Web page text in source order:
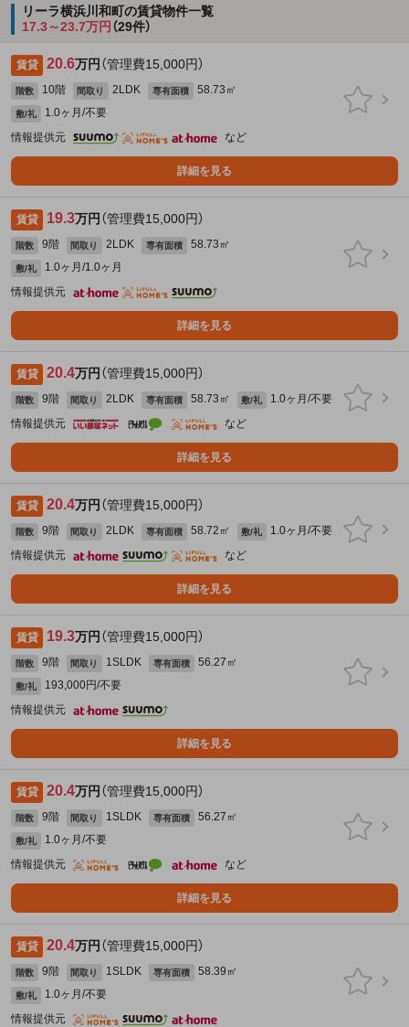
リーラ横浜川和町の賃貸物件一覧
17.3～23.7万円 （29件）
賃貸 20.6万円 （管理費15,000円）
階数 10階 間取り 2LDK 専有面積 58.73㎡
敷/礼
1.0ヶ月/不要
情報提供元
など
詳細を見る
賃貸 19.3万円 （管理費15,000円）
階数 9階 間取り 2LDK 専有面積 58.73㎡
敷/礼
1.0ヶ月/1.0ヶ月
情報提供元
詳細を見る
賃貸 20.4万円 （管理費15,000円）
階数 9階 間取り 2LDK 専有面積 58.73㎡ 敷/礼
1.0ヶ月/不要
情報提供元
など
詳細を見る
賃貸 20.4万円 （管理費15,000円）
階数 9階 間取り 2LDK 専有面積 58.72㎡ 敷/礼
1.0ヶ月/不要
情報提供元
など
詳細を見る
賃貸 19.3万円 （管理費15,000円）
階数 9階 間取り 1SLDK 専有面積 56.27㎡
敷/礼
193,000円/不要
情報提供元
詳細を見る
賃貸 20.4万円 （管理費15,000円）
階数 9階 間取り 1SLDK 専有面積 56.27㎡
敷/礼
1.0ヶ月/不要
情報提供元
など
詳細を見る
賃貸 20.4万円 （管理費15,000円）
階数 9階 間取り 1SLDK 専有面積 58.39㎡
敷/礼
1.0ヶ月/不要
情報提供元